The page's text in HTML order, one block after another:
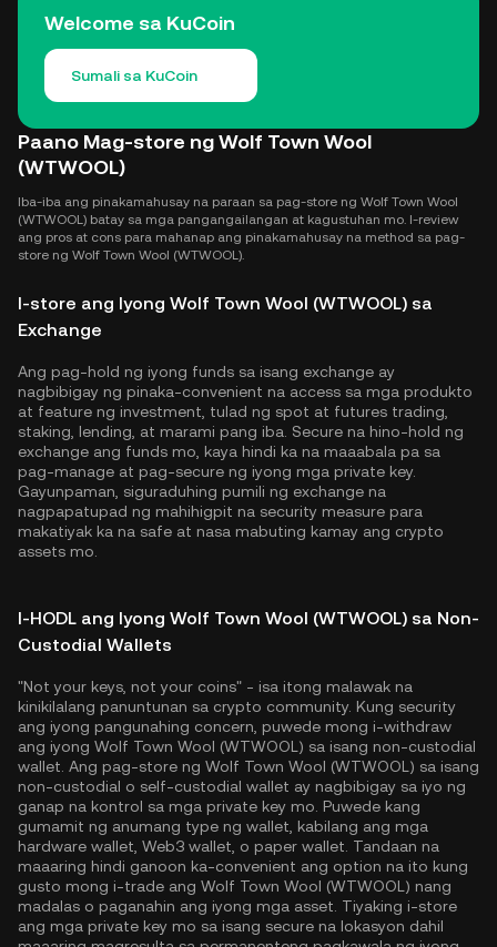
Welcome sa KuCoin
Sumali sa KuCoin
Paano Mag-store ng Wolf Town Wool
(WTWOOL)
Iba-iba ang pinakamahusay na paraan sa pag-store ng Wolf Town Wool
(WTWOOL) batay sa mga pangangailangan at kagustuhan mo. I-review
ang pros at cons para mahanap ang pinakamahusay na method sa pag-
store ng Wolf Town Wool (WTWOOL).
I-store ang Iyong Wolf Town Wool (WTWOOL) sa
Exchange
Ang pag-hold ng iyong funds sa isang exchange ay
nagbibigay ng pinaka-convenient na access sa mga produkto
at feature ng investment, tulad ng spot at futures trading,
staking, lending, at marami pang iba. Secure na hino-hold ng
exchange ang funds mo, kaya hindi ka na maaabala pa sa
pag-manage at pag-secure ng iyong mga private key.
Gayunpaman, siguraduhing pumili ng exchange na
nagpapatupad ng mahihigpit na security measure para
makatiyak ka na safe at nasa mabuting kamay ang crypto
assets mo.
I-HODL ang Iyong Wolf Town Wool (WTWOOL) sa Non-
Custodial Wallets
"Not your keys, not your coins" - isa itong malawak na
kinikilalang panuntunan sa crypto community. Kung security
ang iyong pangunahing concern, puwede mong i-withdraw
ang iyong Wolf Town Wool (WTWOOL) sa isang non-custodial
wallet. Ang pag-store ng Wolf Town Wool (WTWOOL) sa isang
non-custodial o self-custodial wallet ay nagbibigay sa iyo ng
ganap na kontrol sa mga private key mo. Puwede kang
gumamit ng anumang type ng wallet, kabilang ang mga
hardware wallet, Web3 wallet, o paper wallet. Tandaan na
maaaring hindi ganoon ka-convenient ang option na ito kung
gusto mong i-trade ang Wolf Town Wool (WTWOOL) nang
madalas o paganahin ang iyong mga asset. Tiyaking i-store
ang mga private key mo sa isang secure na lokasyon dahil